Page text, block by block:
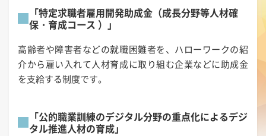
「特定求職者雇用開発助成金（成長分野等人材確
保・育成コース ）」
高齢者や障害者などの就職困難者を、ハローワークの紹
介から雇い入れて人材育成に取り組む企業などに助成金
を支給する制度です。
「公的職業訓練のデジタル分野の重点化によるデジ
タル推進人材の育成」